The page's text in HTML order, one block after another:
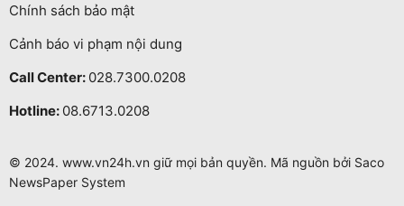
Chính sách bảo mật
Cảnh báo vi phạm nội dung
Call Center: 028.7300.0208
Hotline: 08.6713.0208
© 2024. www.vn24h.vn giữ mọi bản quyền. Mã nguồn bởi Saco
NewsPaper System